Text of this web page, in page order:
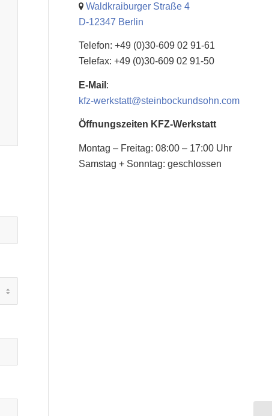
Waldkraiburger Straße 4
D-12347 Berlin
Telefon: +49 (0)30-609 02 91-61
Telefax: +49 (0)30-609 02 91-50
E-Mail :
kfz-werkstatt@steinbockundsohn.com
Öffnungszeiten KFZ-Werkstatt
Montag – Freitag: 08:00 – 17:00 Uhr
Samstag + Sonntag: geschlossen